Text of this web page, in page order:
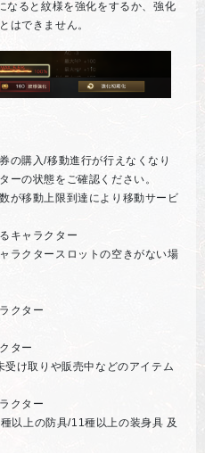
なると紋様を強化をするか、強化
はできません。
の購入/移動進行が行えなくなり
ーの状態をご確認ください。
が移動上限到達により移動サービ
キャラクター
ラクタースロットの空きがない場
クター
ター
受け取りや販売中などのアイテム
クター
以上の防具/11種以上の装身具 及